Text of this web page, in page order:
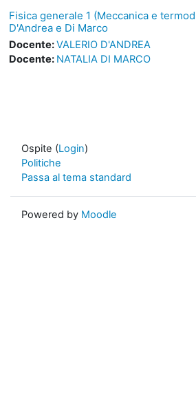
Fisica generale 1 (Meccanica e
D'Andrea e Di Marco
Docente:VALERIO D'ANDREA
Docente: NATALIA DI MARCO
Ospite (Login)
Politiche
Passa al tema standard
Powered by Moodle